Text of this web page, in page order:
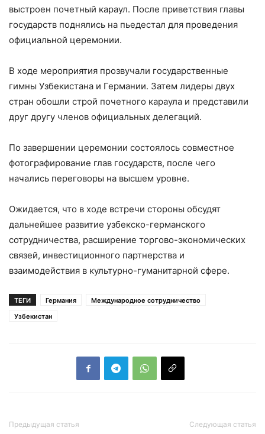
выстроен почетный караул. После приветствия главы
государств поднялись на пьедестал для проведения
официальной церемонии.
В ходе мероприятия прозвучали государственные
гимны Узбекистана и Германии. Затем лидеры двух
стран обошли строй почетного караула и представили
друг другу членов официальных делегаций.
По завершении церемонии состоялось совместное
фотографирование глав государств, после чего
начались переговоры на высшем уровне.
Ожидается, что в ходе встречи стороны обсудят
дальнейшее развитие узбекско-германского
сотрудничества, расширение торгово-экономических
связей, инвестиционного партнерства и
взаимодействия в культурно-гуманитарной сфере.
ТЕГИ Германия
Международное сотрудничество
Узбекистан
Предыдущая статья Следующая статья